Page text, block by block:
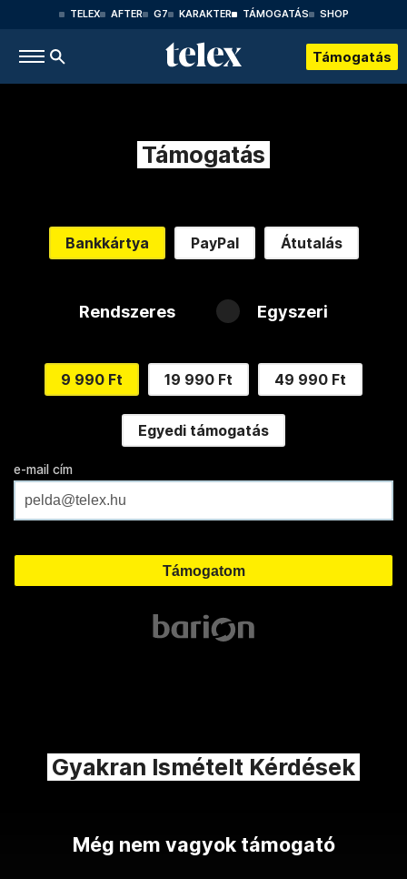
TELEX AFTER G7 KARAKTER TÁMOGATÁS SHOP
Támogatás
Támogatás
Bankkártya PayPal Átutalás
Rendszeres Egyszeri
9 990 Ft 19 990 Ft 49 990 Ft
Egyedi támogatás
e-mail cím
Gyakran Ismételt Kérdések
Még nem vagyok támogató